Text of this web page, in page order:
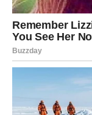
žila, neophodno je
kao rutinski dio
vrijedne
omogućavaju
Solakovića može
zdravlju ne
dublje